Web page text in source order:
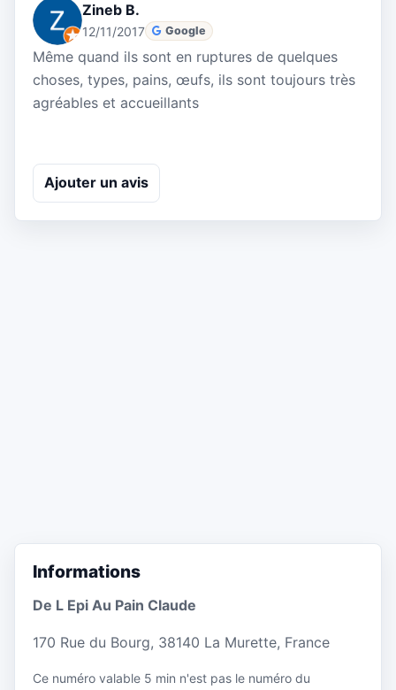
Zineb B.
12/11/2017 Google
Même quand ils sont en ruptures de quelques
choses, types, pains, œufs, ils sont toujours très
agréables et accueillants
Ajouter un avis
Informations
De L Epi Au Pain Claude
170 Rue du Bourg, 38140 La Murette, France
Ce numéro valable 5 min n'est pas le numéro du